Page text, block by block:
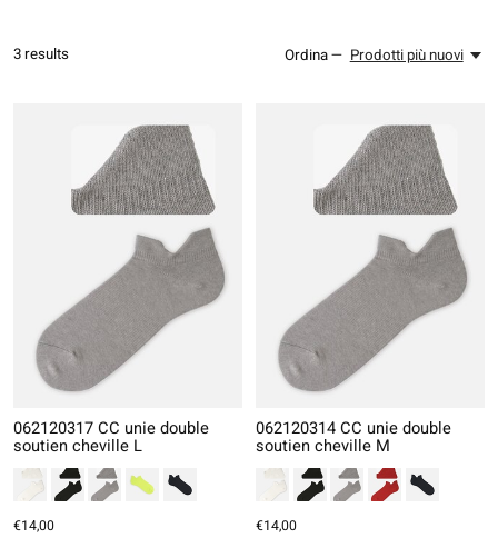
3 results Ordina — Prodotti più nuovi
062120317 CC unie double
soutien cheville L
€14,00
062120314 CC unie double
soutien cheville M
€14,00